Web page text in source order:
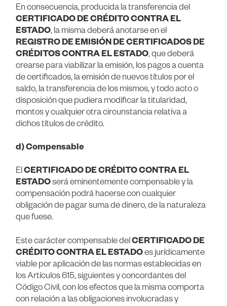
En consecuencia, producida la transferencia del
CERTIFICADO DE CRÉDITO CONTRA EL
ESTADO, la misma deberá anotarse en el
REGISTRO DE EMISIÓN DE CERTIFICADOS DE
CRÉDITOS CONTRA EL ESTADO, que deberá
crearse para viabilizar la emisión, los pagos a cuenta
de certificados, la emisión de nuevos títulos por el
saldo, la transferencia de los mismos, y todo acto o
disposición que pudiera modificar la titularidad,
montos y cualquier otra circunstancia relativa a
dichos títulos de crédito.
d) Compensable
ElCERTIFICADO DE CRÉDITO CONTRA EL
ESTADOserá eminentemente compensable y la
compensación podrá hacerse con cualquier
obligación de pagar suma de dinero, de la naturaleza
que fuese.
Este carácter compensable delCERTIFICADO DE
CRÉDITO CONTRA EL ESTADOes jurídicamente
viable por aplicación de las normas establecidas en
los Artículos 615, siguientes y concordantes del
Código Civil, con los efectos que la misma comporta
con relación a las obligaciones involucradas y